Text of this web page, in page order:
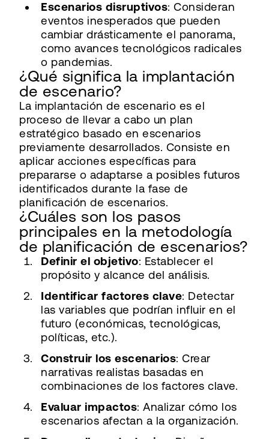
Escenarios disruptivos: Consideran
eventos inesperados que pueden
cambiar drásticamente el panorama,
como avances tecnológicos radicales
o pandemias.
¿Qué significa la implantación
de escenario?
La implantación de escenario es el
proceso de llevar a cabo un plan
estratégico basado en escenarios
previamente desarrollados. Consiste en
aplicar acciones específicas para
prepararse o adaptarse a posibles futuros
identificados durante la fase de
planificación de escenarios.
¿Cuáles son los pasos
principales en la metodología
de planificación de escenarios?
Definir el objetivo: Establecer el
propósito y alcance del análisis.
Identificar factores clave: Detectar
las variables que podrían influir en el
futuro (económicas, tecnológicas,
políticas, etc.).
Construir los escenarios: Crear
narrativas realistas basadas en
combinaciones de los factores clave.
Evaluar impactos: Analizar cómo los
escenarios afectan a la organización.